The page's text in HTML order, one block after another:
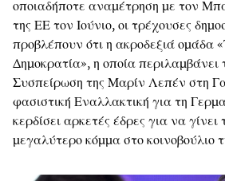
οποιαδήποτε αναμέτρηση με τον
της ΕΕ τον Ιούνιο, οι τρέχουσες
προβλέπουν ότι η ακροδεξιά ομάδα
Δημοκρατία», η οποία περιλαμβάνει
Συσπείρωση της Μαρίν Λεπέν στη
φασιστική Εναλλακτική για τη
κερδίσει αρκετές έδρες για να γίνει
μεγαλύτερο κόμμα στο κοινοβούλιο